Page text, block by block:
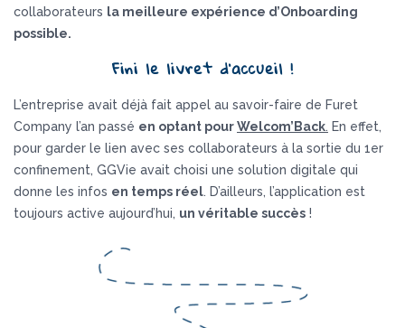
collaborateurs la meilleure expérience d’Onboarding
possible.
Fini le livret d’accueil !
L’entreprise avait déjà fait appel au savoir-faire de Furet
Company l’an passé en optant pourWelcom’Back. En effet,
pour garder le lien avec ses collaborateurs à la sortie du 1er
confinement, GGVie avait choisi une solution digitale qui
donne les infos en temps réel. D’ailleurs, l’application est
toujours active aujourd’hui, un véritable succès !